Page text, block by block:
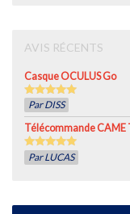
AVIS RÉCENTS
Casque OCULUS Go
out of 5
Par DISS
Télécommande CAME
out of 5
Par LUCAS